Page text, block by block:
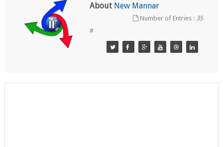
About New Mannar
Number of Entries : 35
#